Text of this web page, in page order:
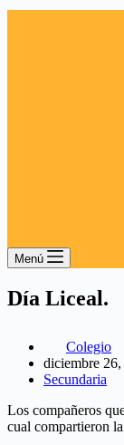
Menú
Día Liceal.
Colegio
diciembre
Secundaria
Los compañeros
cual compartieron